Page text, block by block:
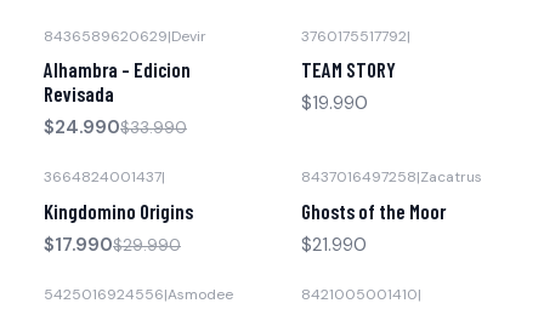
8436589620629|Devir
Alhambra - Edicion
Revisada
$24.990$33.990
3760175517792|
TEAM STORY
$19.990
3664824001437|
Kingdomino Origins
$17.990$29.990
8437016497258|Zacatrus
Ghosts of the Moor
$21.990
5425016924556|Asmodee 8421005001410|